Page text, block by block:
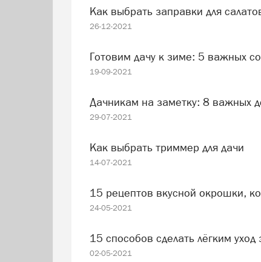
Как выбрать заправки для
26-12-2021
Готовим дачу к зиме: 5 важных
19-09-2021
Дачникам на заметку: 8 важных
29-07-2021
Как выбрать триммер для дачи
14-07-2021
15 рецептов вкусной окрошки,
24-05-2021
15 способов сделать лёгким
02-05-2021